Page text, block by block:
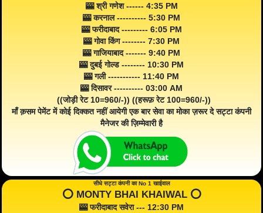
🎰 श्री गणेश ------ 4:35 PM
🎰 करनाल ---------- 5:30 PM
🎰 फरीदाबाद --------- 6:05 PM
🎰 गोवा किंग -------- 7:30 PM
🎰 गाजियाबाद ------- 9:40 PM
🎰 दुबई गोल्ड -------- 10:30 PM
🎰 गली ----------- 11:40 PM
🎰 दिसावर ---------- 03:00 AM
((जोड़ी रेट 10=960/-)) ((हरूफ़ रेट 100=960/-))
माँ क़सम पेमेंट में कोई दिक्कत नहीं आयेगी एक बार सेवा का मोका ज़रूर दे सट्टा कंपनी
मैनेजर की ज़िम्मेवारी है
सीधे सट्टा कंपनी का No 1 खाईवाल
⭕️ MONTY BHAI KHAIWAL ⭕️
🎰 फरीदाबाद सवेरा --- 12:30 PM